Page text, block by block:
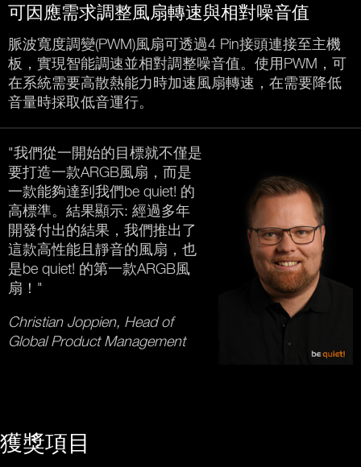
可因應需求調整風扇轉速與相對噪音值
脈波寬度調變(PWM)風扇可透過4 Pin接頭連接至主機
板，實現智能調速並相對調整噪音值。使用PWM，可
在系統需要高散熱能力時加速風扇轉速，在需要降低
音量時採取低音運行。
"我們從一開始的目標就不僅是
要打造一款ARGB風扇，而是
一款能夠達到我們be quiet! 的
高標準。結果顯示: 經過多年
開發付出的結果，我們推出了
這款高性能且靜音的風扇，也
是be quiet! 的第一款ARGB風
扇！"
Christian Joppien, Head of
Global Product Management
獲獎項目